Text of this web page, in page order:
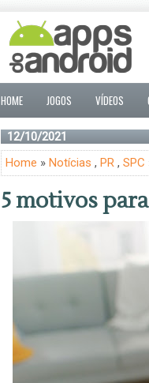
HOME JOGOS VÍDEOS
12/10/2021
Home » Notícias , PR, SPC
5 motivos